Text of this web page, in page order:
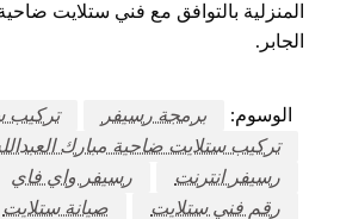
المنزلية بالتوافق مع فني ستلايت
الجابر.
الوسوم: برمجة رسيفر
تركيب
تركيب ستلايت ضاحية مبارك العبدالله
رسيفر انترنت
رسيفر واي فاي
رقم فني ستلايت
صيانة ستلايت